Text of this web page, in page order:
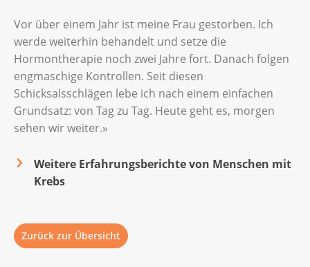
Vor über einem Jahr ist meine Frau gestorben. Ich
werde weiterhin behandelt und setze die
Hormontherapie noch zwei Jahre fort. Danach folgen
engmaschige Kontrollen. Seit diesen
Schicksalsschlägen lebe ich nach einem einfachen
Grundsatz: von Tag zu Tag. Heute geht es, morgen
sehen wir weiter.»
Weitere Erfahrungsberichte von Menschen mit
Krebs
Zurück zur Übersicht